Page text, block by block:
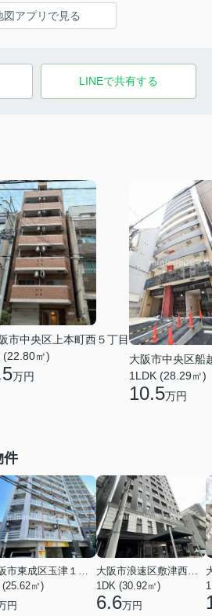
図アプリで見る
LINEで共有する
市中央区上本町西５丁目
(22.80㎡)
万円
大阪市中央区船
1LDK (28.29㎡)
10.5万円
件
大阪市東成区玉津１丁目
(25.62㎡)
円
大阪市浪速区敷津西１丁目
1DK (30.92㎡)
6.6万円